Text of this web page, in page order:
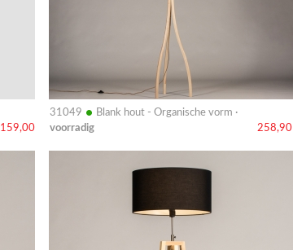
159,00
31049 • Blank hout - Organische vorm ·
voorradig
258,90
Bekijk